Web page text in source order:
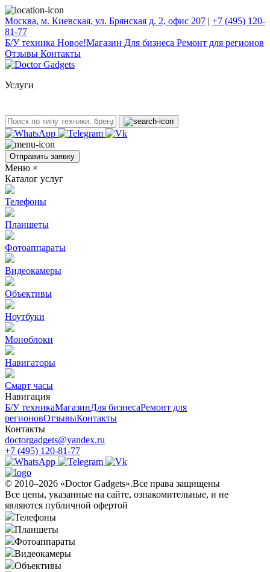
Москва, м. Киевская, ул. Брянская д. 2, офис 207 | +7 (495) 120-
81-77
Б/У техникa Новое!Магазин Для бизнеса Ремонт для регионов
Отзывы Контакты
Услуги
Отправить заявку
Меню ×
Каталог услуг
Телефоны
Планшеты
Фотоаппараты
Видеокамеры
Объективы
Ноутбуки
Моноблоки
Навигаторы
Смарт часы
Навигация
Б/У техникaМагазинДля бизнесаРемонт для
регионовОтзывыКонтакты
Контакты
doctorgadgets@yandex.ru
+7 (495) 120-81-77
© 2010–2026 «Doctor Gadgets».Все права защищены
Все цены, указанные на сайте, ознакомительные, и не
являются публичной офертой
Телефоны
Планшеты
Фотоаппараты
Видеокамеры
Объективы